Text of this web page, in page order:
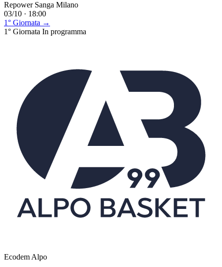
Repower Sanga Milano
03/10 · 18:00
1° Giornata →
1° Giornata In programma
Ecodem Alpo